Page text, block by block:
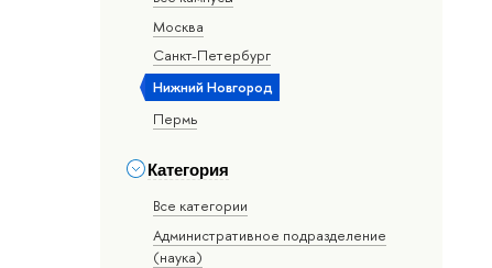
Москва
Санкт-Петербург
Нижний Новгород
Пермь
Категория
Все категории
Административное подразделение
(наука)